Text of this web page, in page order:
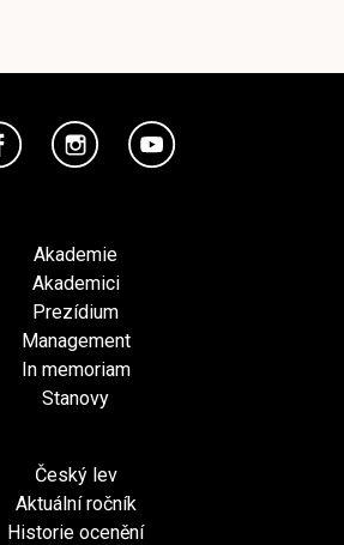
Akademie
Akademici
Prezídium
Management
In memoriam
Stanovy
Český lev
Aktuální ročník
Historie ocenění